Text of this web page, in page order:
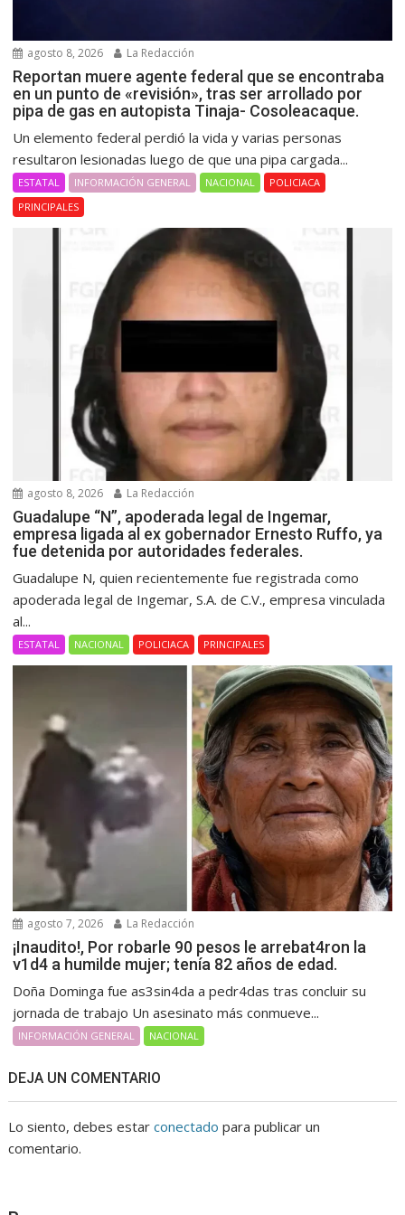
agosto 8, 2026 La Redacción
Reportan muere agente federal que se encontraba
en un punto de «revisión», tras ser arrollado por
pipa de gas en autopista Tinaja- Cosoleacaque.
Un elemento federal perdió la vida y varias personas
resultaron lesionadas luego de que una pipa cargada...
ESTATAL INFORMACIÓN GENERAL NACIONAL
POLICIACA
PRINCIPALES
agosto 8, 2026 La Redacción
Guadalupe “N”, apoderada legal de Ingemar,
empresa ligada al ex gobernador Ernesto Ruffo, ya
fue detenida por autoridades federales.
Guadalupe N, quien recientemente fue registrada como
apoderada legal de Ingemar, S.A. de C.V., empresa vinculada
al...
ESTATAL NACIONAL POLICIACA PRINCIPALES
agosto 7, 2026 La Redacción
¡Inaudito!, Por robarle 90 pesos le arrebat4ron la
v1d4 a humilde mujer; tenía 82 años de edad.
Doña Dominga fue as3sin4da a pedr4das tras concluir su
jornada de trabajo Un asesinato más conmueve...
INFORMACIÓN GENERAL NACIONAL
DEJA UN COMENTARIO
Lo siento, debes estarconectado para publicar un
comentario.